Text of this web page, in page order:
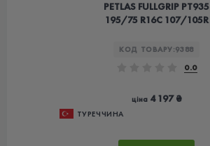
PETLAS FULLGRIP PT935
195/75 R16C 107/105R
КОД ТОВАРУ:9388
0.0
ціна4 197 ₴
ТУРЕЧЧИНА